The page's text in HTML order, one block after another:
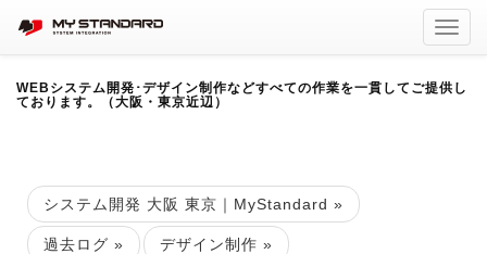
WEBシステム開発･デザイン制作などすべての作業を一貫してご提供し
ております。（大阪・東京近辺）
システム開発 大阪 東京｜MyStandard »
過去ログ » デザイン制作 »